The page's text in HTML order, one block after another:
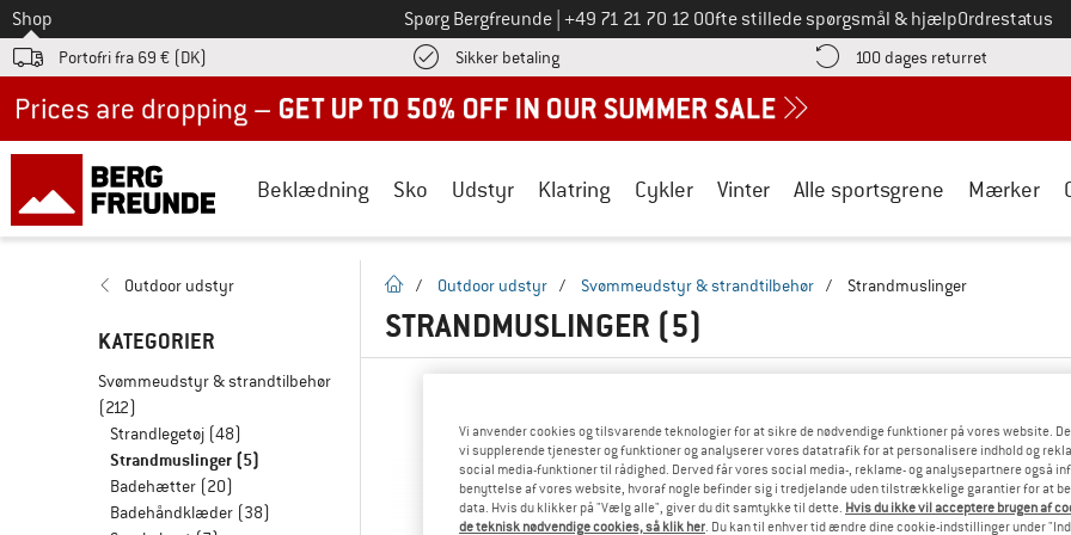
Til
Shop Spørg Bergfreunde Ring til os på
+49 71 21 70 12 0Ofte stillede spørgsmål & hjælpOrdrestatus
Portofri fra 69 € (DK) Sikker betalingFind betalingsoplysningerne her! Åbnes i en infoboks
100 dages returret Gå til
Beklædning Sko Udstyr Klatring Cykler Vinter Alle sportsgrene Mærker
Outdoor udstyr
KATEGORIER
Svømmeudstyr & strandtilbehør
(212)
Strandlegetøj (48)
Strandmuslinger (5)
Badehætter (20)
Badehåndklæder (38)
Hjemmeside
/ Outdoor udstyr / Svømmeudstyr & strandtilbehør / Strandmuslinger
STRANDMUSLINGER (5)
Vi anvender cookies og tilsvarende teknologier for at sikre de nødvendige funktioner på vores website.
vi supplerende tjenester og funktioner og analyserer vores datatrafik for at personalisere indhold og
social media-funktioner til rådighed. Derved får vores social media-, reklame- og analysepartnere også
benyttelse af vores website, hvoraf nogle befinder sig i tredjelande uden tilstrækkelige garantier for at
data. Hvis du klikker på "Vælg alle", giver du dit samtykke til dette. Hvis du ikke vil acceptere brugen af
de teknisk nødvendige cookies, så klik her . Du kan til enhver tid ændre dine cookie-indstillinger under